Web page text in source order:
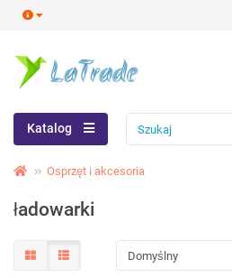
Katalog
Osprzęt i akcesoria
ładowarki